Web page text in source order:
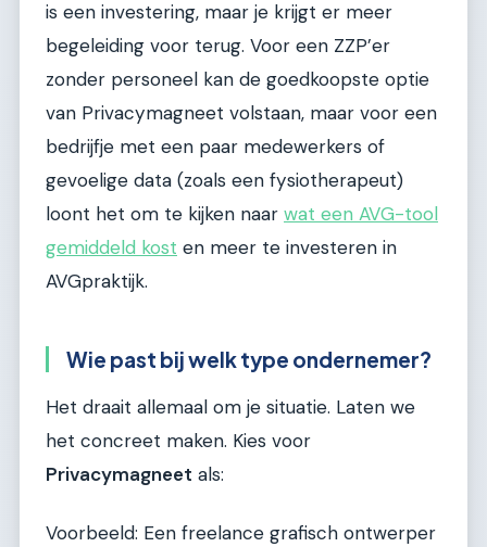
is een investering, maar je krijgt er meer
begeleiding voor terug. Voor een ZZP’er
zonder personeel kan de goedkoopste optie
van Privacymagneet volstaan, maar voor een
bedrijfje met een paar medewerkers of
gevoelige data (zoals een fysiotherapeut)
loont het om te kijken naar wat een AVG-tool
gemiddeld kost en meer te investeren in
AVGpraktijk.
Wie past bij welk type ondernemer?
Het draait allemaal om je situatie. Laten we
het concreet maken. Kies voor
Privacymagneet als:
Voorbeeld: Een freelance grafisch ontwerper